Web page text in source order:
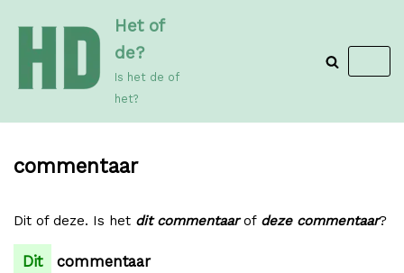
de
inhoud
Het of
de?
Is het de of
het?
commentaar
Dit of deze. Is het dit commentaarof deze commentaar?
Dit commentaar